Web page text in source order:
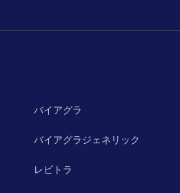
バイアグラ
バイアグラジェネリック
レビトラ